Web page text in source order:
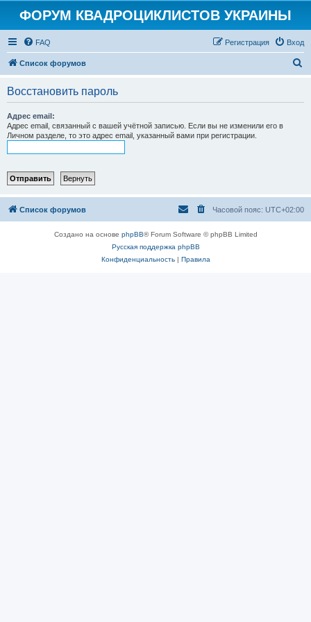
ФОРУМ КВАДРОЦИКЛИСТОВ УКРАИНЫ
FAQ Вход
Регистрация
Список форумов
Восстановить пароль
Адрес email:
Адрес email, связанный с вашей учётной записью. Если вы не изменили его в
Личном разделе, то это адрес email, указанный вами при регистрации.
Список форумов Часовой пояс: UTC+02:00
Создано на основе phpBB® Forum Software © phpBB Limited
Русская поддержка phpBB
Конфиденциальность| Правила